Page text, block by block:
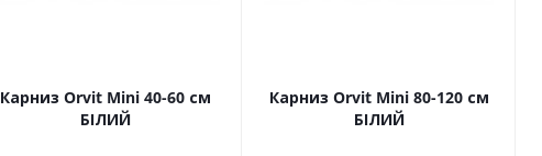
Карниз Orvit Mini 40-60 см
БІЛИЙ
Карниз Orvit Mini 80-120 см
БІЛИЙ